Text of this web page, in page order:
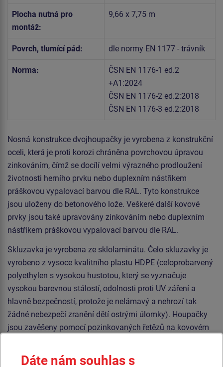
Plocha nutná pro
montáž:
9,66 x 7,75 m
Povrch, tlumící pád: dle normy EN 1177 - trávník
Norma:
ČSN EN 1176-1 ed.2
+A1:2024
ČSN EN 1176-2 ed.2:2018
ČSN EN 1176-3 ed.2:2018
Nosná konstrukce dvojhoupačky je vyrobena z konstrukční
oceli, která je proti korozi chráněna povrchovou úpravou
zinkováním, čímž se docílí velmi výrazného prodloužení
životnosti herního prvku nebo duplexním nástřikem
práškovou vypalovací barvou dle RAL. Tyto konstrukce
jsou uloženy do betonového lože. Veškeré další kovové
prvky jsou také upravovány zinkováním nebo duplexním
nástřikem práškovou vypalovací barvou dle RAL.
Skluzavka je vyrobena ze sklolaminátu. Čelo skluzavky je
vyrobeno z vysoce kvalitního plastu HDPE (celoprobarvený
polyethylen s vysokou hustotou, který se vyznačuje
vysokou barevnou stálostí, odolnosti proti UV záření a
hlavně bezpečností, protože je nelámavý a nehrozí tak
žádné nebezpečí zranění dětí ostrými úlomky). Houpačky
jsou zavěšeny pomocí pozinkovaných řetězů na kovovém
řetězů na kovovém nosníku. Sedátko „Hnízdo” je
Dáte nám souhlas s